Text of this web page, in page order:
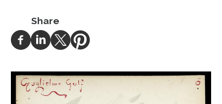
Share